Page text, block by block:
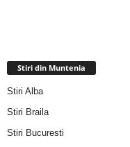
Stiri din Muntenia
Stiri Alba
Stiri Braila
Stiri Bucuresti